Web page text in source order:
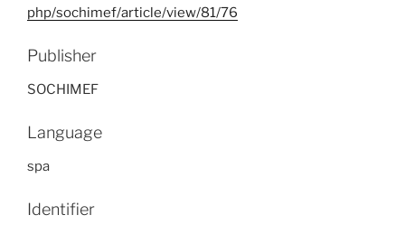
php/sochimef/article/view/81/76
Publisher
SOCHIMEF
Language
spa
Identifier